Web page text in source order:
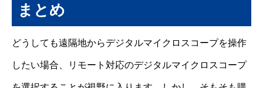
まとめ
どうしても遠隔地からデジタルマイクロスコープを操作
したい場合、リモート対応のデジタルマイクロスコープ